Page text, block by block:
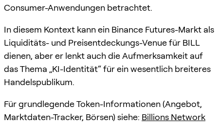
Consumer-Anwendungen betrachtet.
In diesem Kontext kann ein Binance Futures-Markt als
Liquiditäts- und Preisentdeckungs-Venue für BILL
dienen, aber er lenkt auch die Aufmerksamkeit auf
das Thema „KI-Identität“ für ein wesentlich breiteres
Handelspublikum.
Für grundlegende Token-Informationen (Angebot,
Marktdaten-Tracker, Börsen) siehe: Billions Network